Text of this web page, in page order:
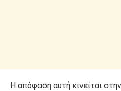
Η απόφαση αυτή κινείται